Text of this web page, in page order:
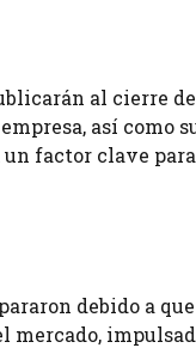
al cierre
así como
factor clave
debido a